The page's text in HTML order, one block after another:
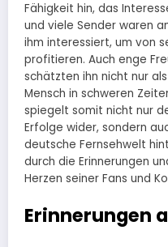
Fähigkeit hin, das
und viele Sender waren
ihm interessiert, um von
profitieren. Auch enge
schätzten ihn nicht nur
Mensch in schweren
spiegelt somit nicht nur
Erfolge wider, sondern
deutsche Fernsehwelt
durch die Erinnerungen
Herzen seiner Fans und
Erinnerungen